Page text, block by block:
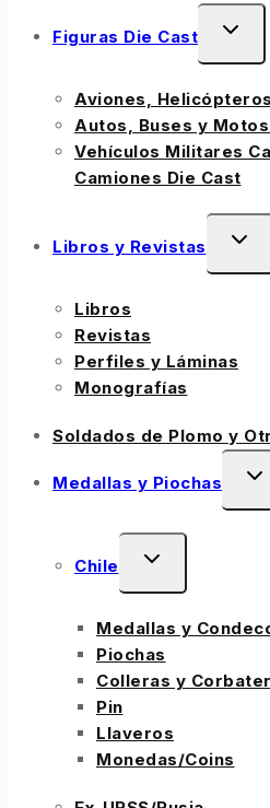
Figuras Die Cast
Aviones,
Autos, Buses y
Vehículos Militares
Camiones Die Cast
Libros y Revistas
Libros
Revistas
Perfiles y Láminas
Monografías
Soldados de Plomo y
Medallas y Piochas
Chile
Medallas y
Piochas
Colleras y
Pin
Llaveros
Monedas/Coins